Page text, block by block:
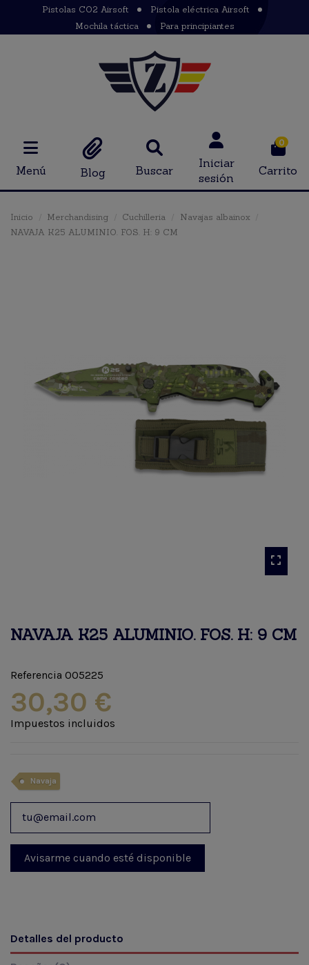
Pistolas CO2 Airsoft
Pistola eléctrica Airsoft
Mochila táctica
Para principiantes
Menú Blog Buscar
Iniciar
sesión
0
Carrito
Inicio Merchandising Cuchilleria
Navajas albainox
NAVAJA K25 ALUMINIO. FOS. H: 9 CM
NAVAJA K25 ALUMINIO. FOS. H: 9 CM
Referencia 005225
30,30 €
Impuestos incluidos
Navaja
Detalles del producto